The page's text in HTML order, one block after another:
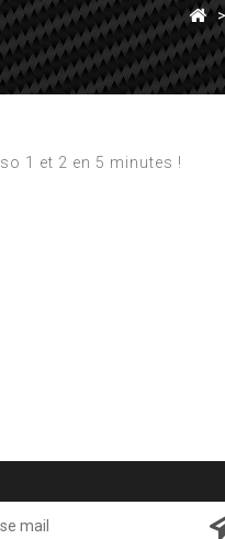
>
1 et 2 en 5 minutes !